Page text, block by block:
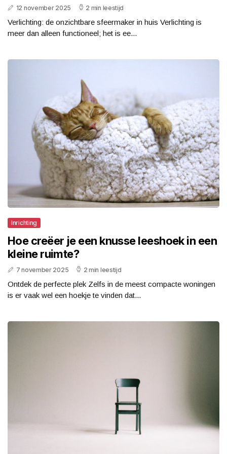
12 november 2025 2 min leestijd
Verlichting: de onzichtbare sfeermaker in huis Verlichting is
meer dan alleen functioneel; het is ee...
Inrichting
Hoe creëer je een knusse leeshoek in een
kleine ruimte?
7 november 2025 2 min leestijd
Ontdek de perfecte plek Zelfs in de meest compacte woningen
is er vaak wel een hoekje te vinden dat...